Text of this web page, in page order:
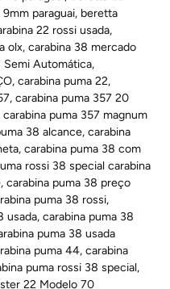
9mm paraguai, beretta
22 rossi usada,
olx,carabina 38 mercado
Semi Automática,
,carabina puma 22,
,carabina puma 357 20
carabina puma 357 magnum
38 alcance,carabina
,carabina puma 38 com
rossi 38 special carabina
,carabina puma 38 preço
puma 38 rossi,
usada,carabina puma 38
puma 38 usada
puma 44,carabina
puma rossi 38 special,
22 Modelo 70